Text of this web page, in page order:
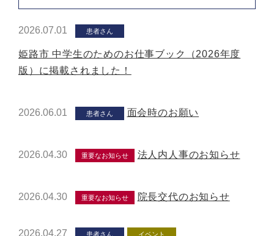
2026.07.01 患者さん
姫路市 中学生のためのお仕事ブック（2026年度
版）に掲載されました！
2026.06.01 患者さん 面会時のお願い
2026.04.30 重要なお知らせ 法人内人事のお知らせ
2026.04.30 重要なお知らせ 院長交代のお知らせ
2026.04.27 患者さん イベント